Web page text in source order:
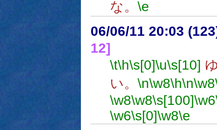
な。 \e
06/06/11 20:03
12]
\t\h\s[0]\u\s[10]
い。 \n\w8\h\n\w8
\w8\w8\s[100]\w6
\w6\s[0]\w8\e